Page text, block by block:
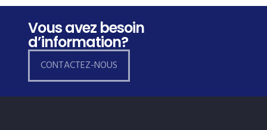
Vous avez besoin
d’information?
CONTACTEZ-NOUS